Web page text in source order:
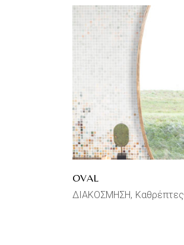
OVAL
ΔΙΑΚΟΣΜΗΣΗ Καθρέπτες